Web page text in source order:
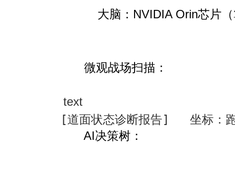
大脑 ：NVIDIA Orin芯片
微观战场扫描 ：
text
[道面状态诊断报告]   坐标：
AI决策树 ：